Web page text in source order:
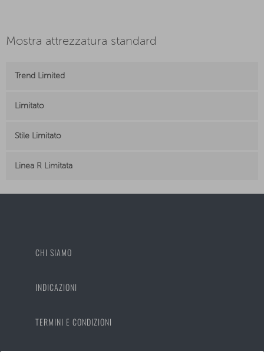
Mostra attrezzatura standard
Trend Limited
Limitato
Stile Limitato
Linea R Limitata
CHI SIAMO
INDICAZIONI
TERMINI E CONDIZIONI